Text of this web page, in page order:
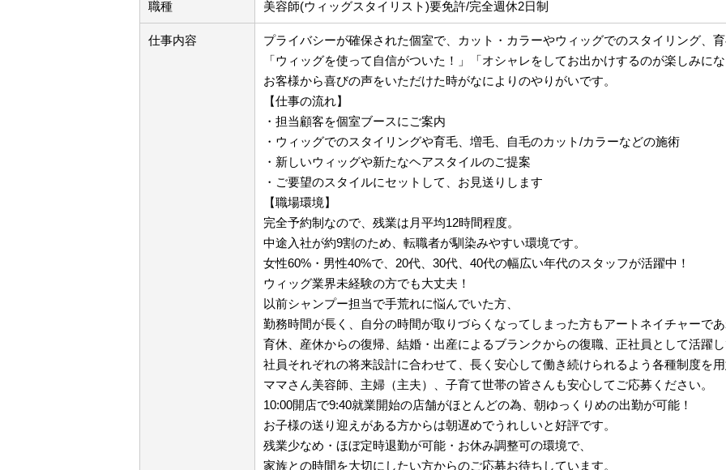
職種 美容師(ウィッグスタイリスト)要免許/完全週休2日制
仕事内容
プライバシーが確保された個室で、カット・カラーやウィッグでのスタイリング、
「ウィッグを使って自信がついた！」「オシャレをしてお出かけするのが楽しみに
お客様から喜びの声をいただけた時がなによりのやりがいです。
【仕事の流れ】
・担当顧客を個室ブースにご案内
・ウィッグでのスタイリングや育毛、増毛、自毛のカット/カラーなどの施術
・新しいウィッグや新たなヘアスタイルのご提案
・ご要望のスタイルにセットして、お見送りします
【職場環境】
完全予約制なので、残業は月平均12時間程度。
中途入社が約9割のため、転職者が馴染みやすい環境です。
女性60%・男性40%で、20代、30代、40代の幅広い年代のスタッフが活躍中！
ウィッグ業界未経験の方でも大丈夫！
以前シャンプー担当で手荒れに悩んでいた方、
勤務時間が長く、自分の時間が取りづらくなってしまった方もアートネイチャーで
育休、産休からの復帰、結婚・出産によるブランクからの復職、正社員として活躍
社員それぞれの将来設計に合わせて、長く安心して働き続けられるよう各種制度を
ママさん美容師、主婦（主夫）、子育て世帯の皆さんも安心してご応募ください。
10:00開店で9:40就業開始の店舗がほとんどの為、朝ゆっくりめの出勤が可能！
お子様の送り迎えがある方からは朝遅めでうれしいと好評です。
残業少なめ・ほぼ定時退勤が可能・お休み調整可の環境で、
家族との時間を大切にしたい方からのご応募お待ちしています。